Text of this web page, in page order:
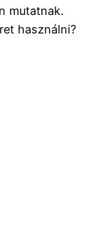
mutatnak.
használni?